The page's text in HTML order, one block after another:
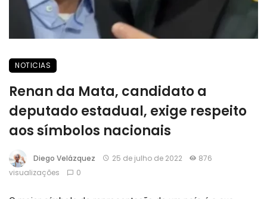
NOTICIAS
Renan da Mata, candidato a
deputado estadual, exige respeito
aos símbolos nacionais
Diego Velázquez 25 de julho de 2022
876
visualizações
0